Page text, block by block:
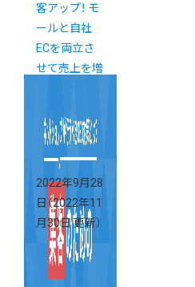
客アップ！ モ
ールと自社
ECを両立さ
せて売上を増
2022年9月28
日 （2022年11
月30日 更新）